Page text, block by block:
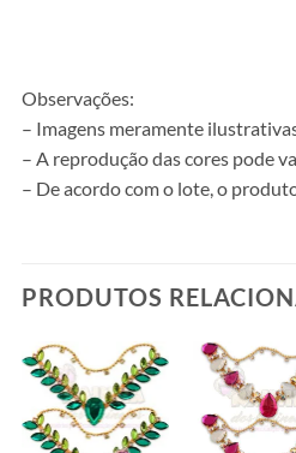
Observações:
– Imagens meramente
– A reprodução das cores pode
– De acordo com o lote, o
PRODUTOS